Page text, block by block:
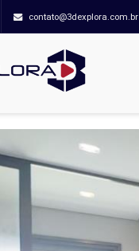
contato@3dexplora.com.br